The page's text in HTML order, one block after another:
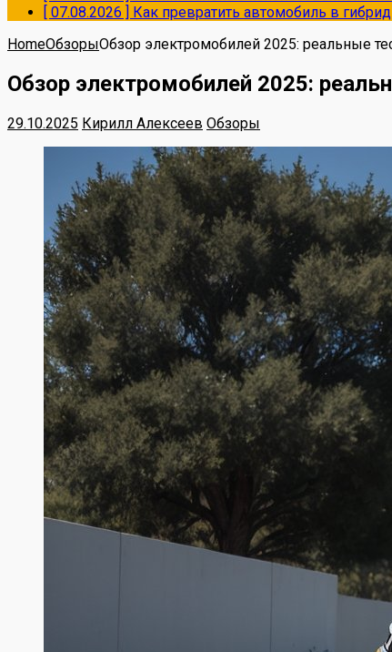
[ 07.08.2026 ] Как превратить автомобиль в
HomeОбзорыОбзор электромобилей 2025: реальные
Обзор электромобилей 2025:
29.10.2025 Кирилл Алексеев Обзоры